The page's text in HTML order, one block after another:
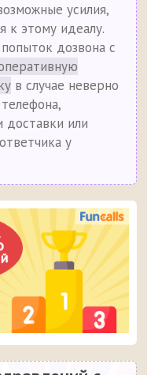
усилия,
к этому идеалу.
дозвона с
в случае неверно
доставки или
у